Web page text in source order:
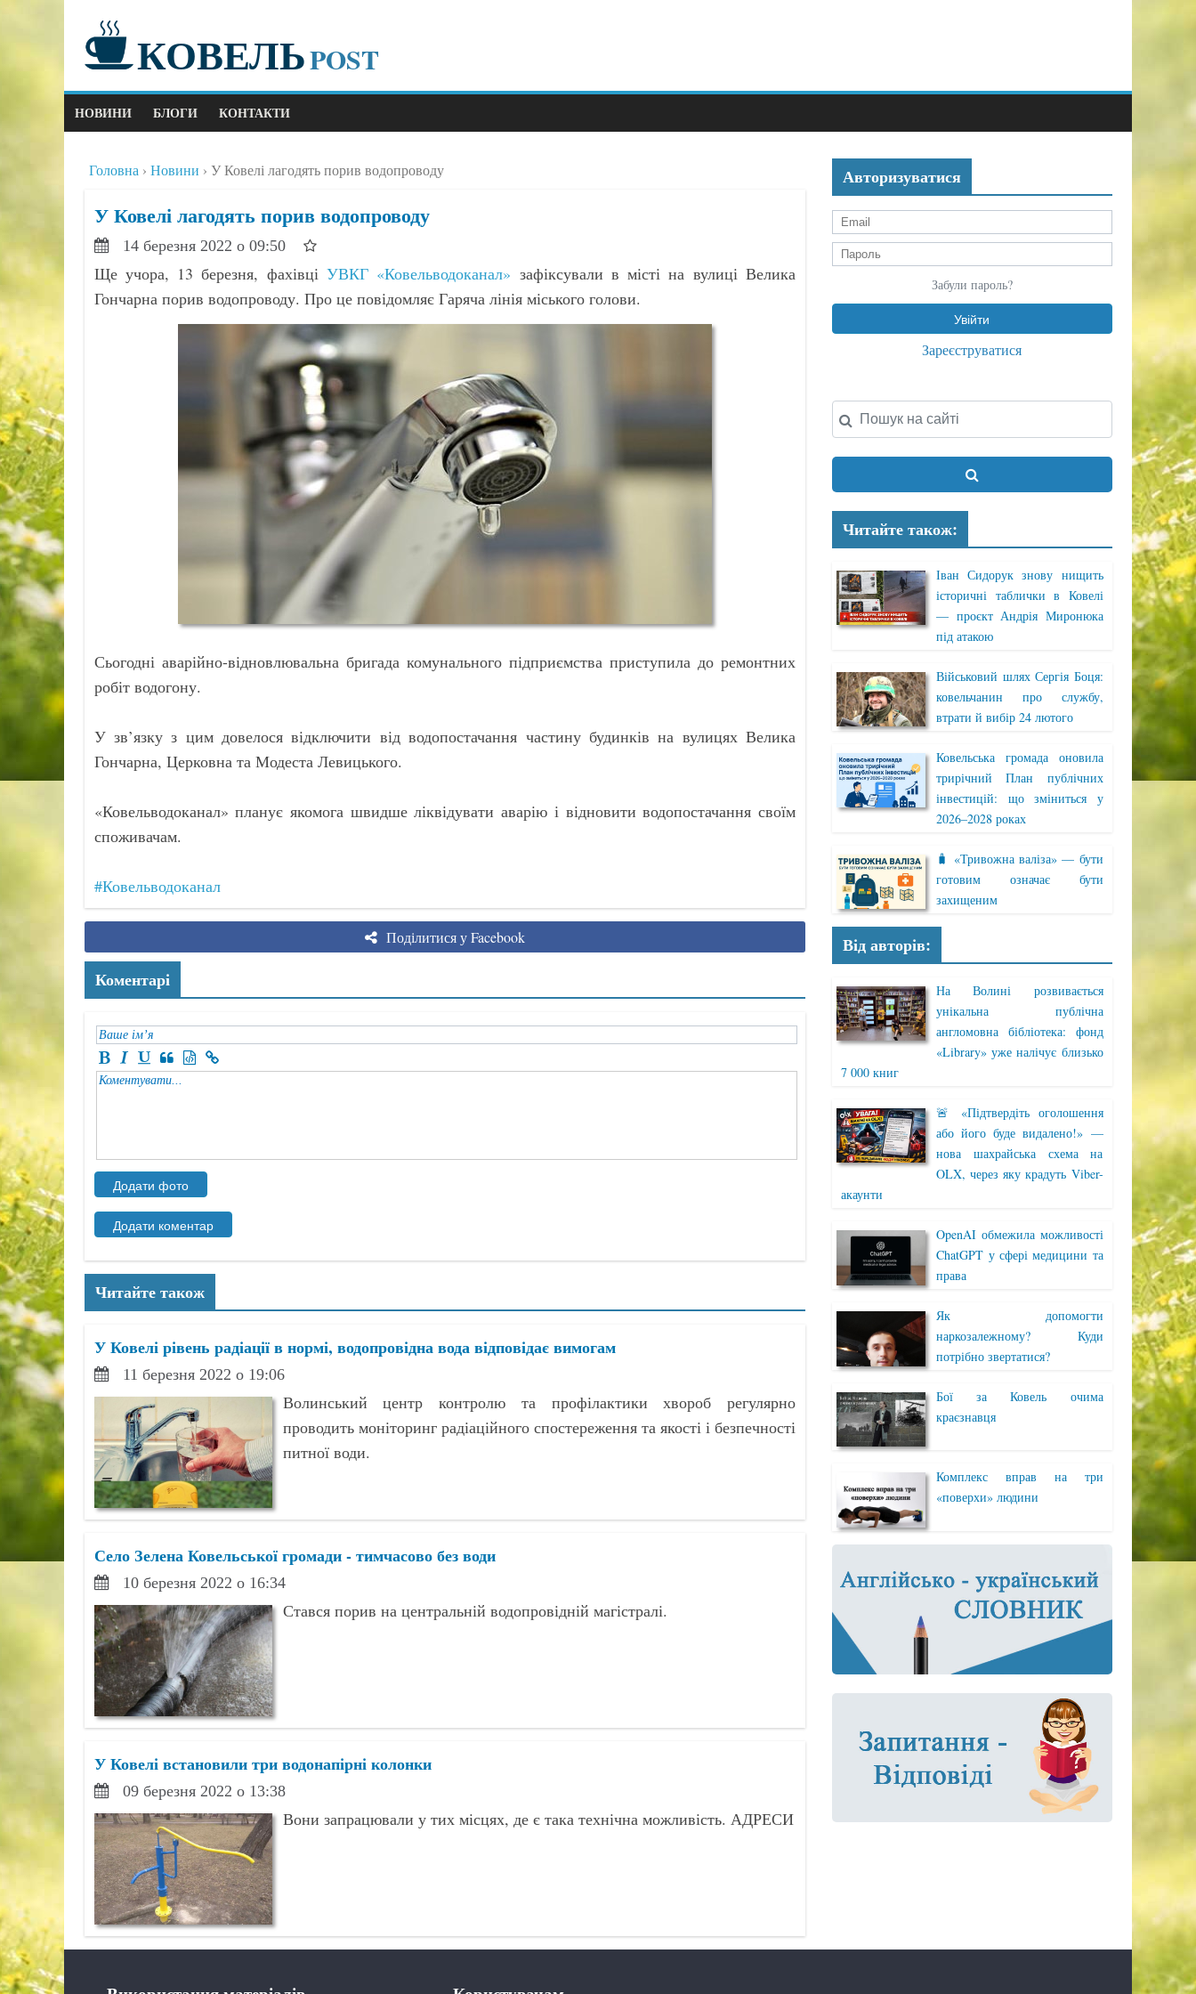
КОВЕЛЬPOST
НОВИНИ БЛОГИ КОНТАКТИ
Головна Новини У Ковелі лагодять порив водопроводу
У Ковелі лагодять порив водопроводу
14 березня 2022 о 09:50
Ще учора, 13 березня, фахівці УВКГ «Ковельводоканал» зафіксували в місті на вулиці Велика
Гончарна порив водопроводу. Про це повідомляє Гаряча лінія міського голови.
Сьогодні аварійно-відновлювальна бригада комунального підприємства приступила до ремонтних
робіт водогону.
У зв’язку з цим довелося відключити від водопостачання частину будинків на вулицях Велика
Гончарна, Церковна та Модеста Левицького.
«Ковельводоканал» планує якомога швидше ліквідувати аварію і відновити водопостачання своїм
споживачам.
#Ковельводоканал
Поділитися у Facebook
Коментарі
Читайте також
У Ковелі рівень радіації в нормі, водопровідна вода відповідає вимогам
11 березня 2022 о 19:06
Волинський центр контролю та профілактики хвороб регулярно
проводить моніторинг радіаційного спостереження та якості і безпечності
питної води.
Село Зелена Ковельської громади - тимчасово без води
10 березня 2022 о 16:34
Стався порив на центральній водопровідній магістралі.
У Ковелі встановили три водонапірні колонки
09 березня 2022 о 13:38
Вони запрацювали у тих місцях, де є така технічна можливість. АДРЕСИ
Авторизуватися
Забули пароль?
Зареєструватися
Читайте також:
Іван Сидорук знову нищить
історичні таблички в Ковелі
— проєкт Андрія Миронюка
під атакою
Військовий шлях Сергія Боця:
ковельчанин про службу,
втрати й вибір 24 лютого
Ковельська громада оновила
трирічний План публічних
інвестицій: що зміниться у
2026–2028 роках
🧳 «Тривожна валіза» — бути
готовим означає бути
захищеним
Від авторів:
На Волині розвивається
унікальна публічна
англомовна бібліотека: фонд
«Library» уже налічує близько
7 000 книг
🚨 «Підтвердіть оголошення
або його буде видалено!» —
нова шахрайська схема на
OLX, через яку крадуть Viber-
акаунти
OpenAI обмежила можливості
ChatGPT у сфері медицини та
права
Як допомогти
наркозалежному? Куди
потрібно звертатися?
Бої за Ковель очима
краєзнавця
Комплекс вправ на три
«поверхи» людини